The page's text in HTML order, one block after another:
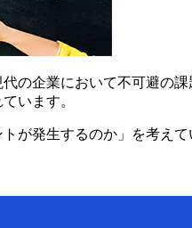
企業において不可避の
います。
が発生するのか」を考え